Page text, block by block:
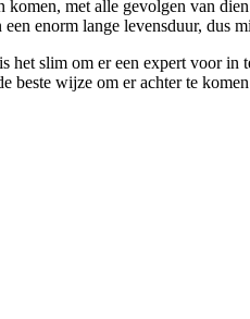
met alle gevolgen van
enorm lange levensduur, dus
slim om er een expert voor
wijze om er achter te